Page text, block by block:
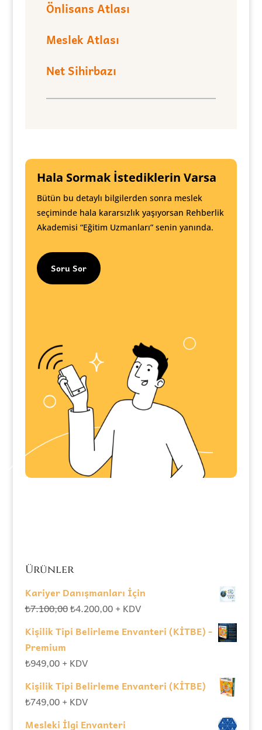
Önlisans Atlası
Meslek Atlası
Net Sihirbazı
Hala Sormak İstediklerin Varsa
Bütün bu detaylı bilgilerden sonra meslek
seçiminde hala kararsızlık yaşıyorsan Rehberlik
Akademisi “Eğitim Uzmanları” senin yanında.
Soru Sor
Ürünler
Kariyer Danışmanları İçin
₺7.100,00Orijinal
₺7.100,00.
₺4.200,00Şu
fiyat:
+ KDV
Kişilik Tipi Belirleme Envanteri (KİTBE) -
Premium
₺949,00 + KDV
Kişilik Tipi Belirleme Envanteri (KİTBE)
₺749,00 + KDV
Mesleki İlgi Envanteri